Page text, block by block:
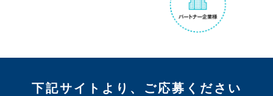
下記サイトより、ご応募ください